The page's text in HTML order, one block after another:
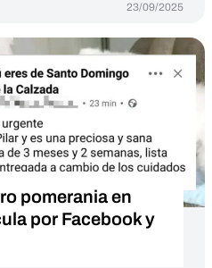
23/09/2025
pomerania en
por Facebook y